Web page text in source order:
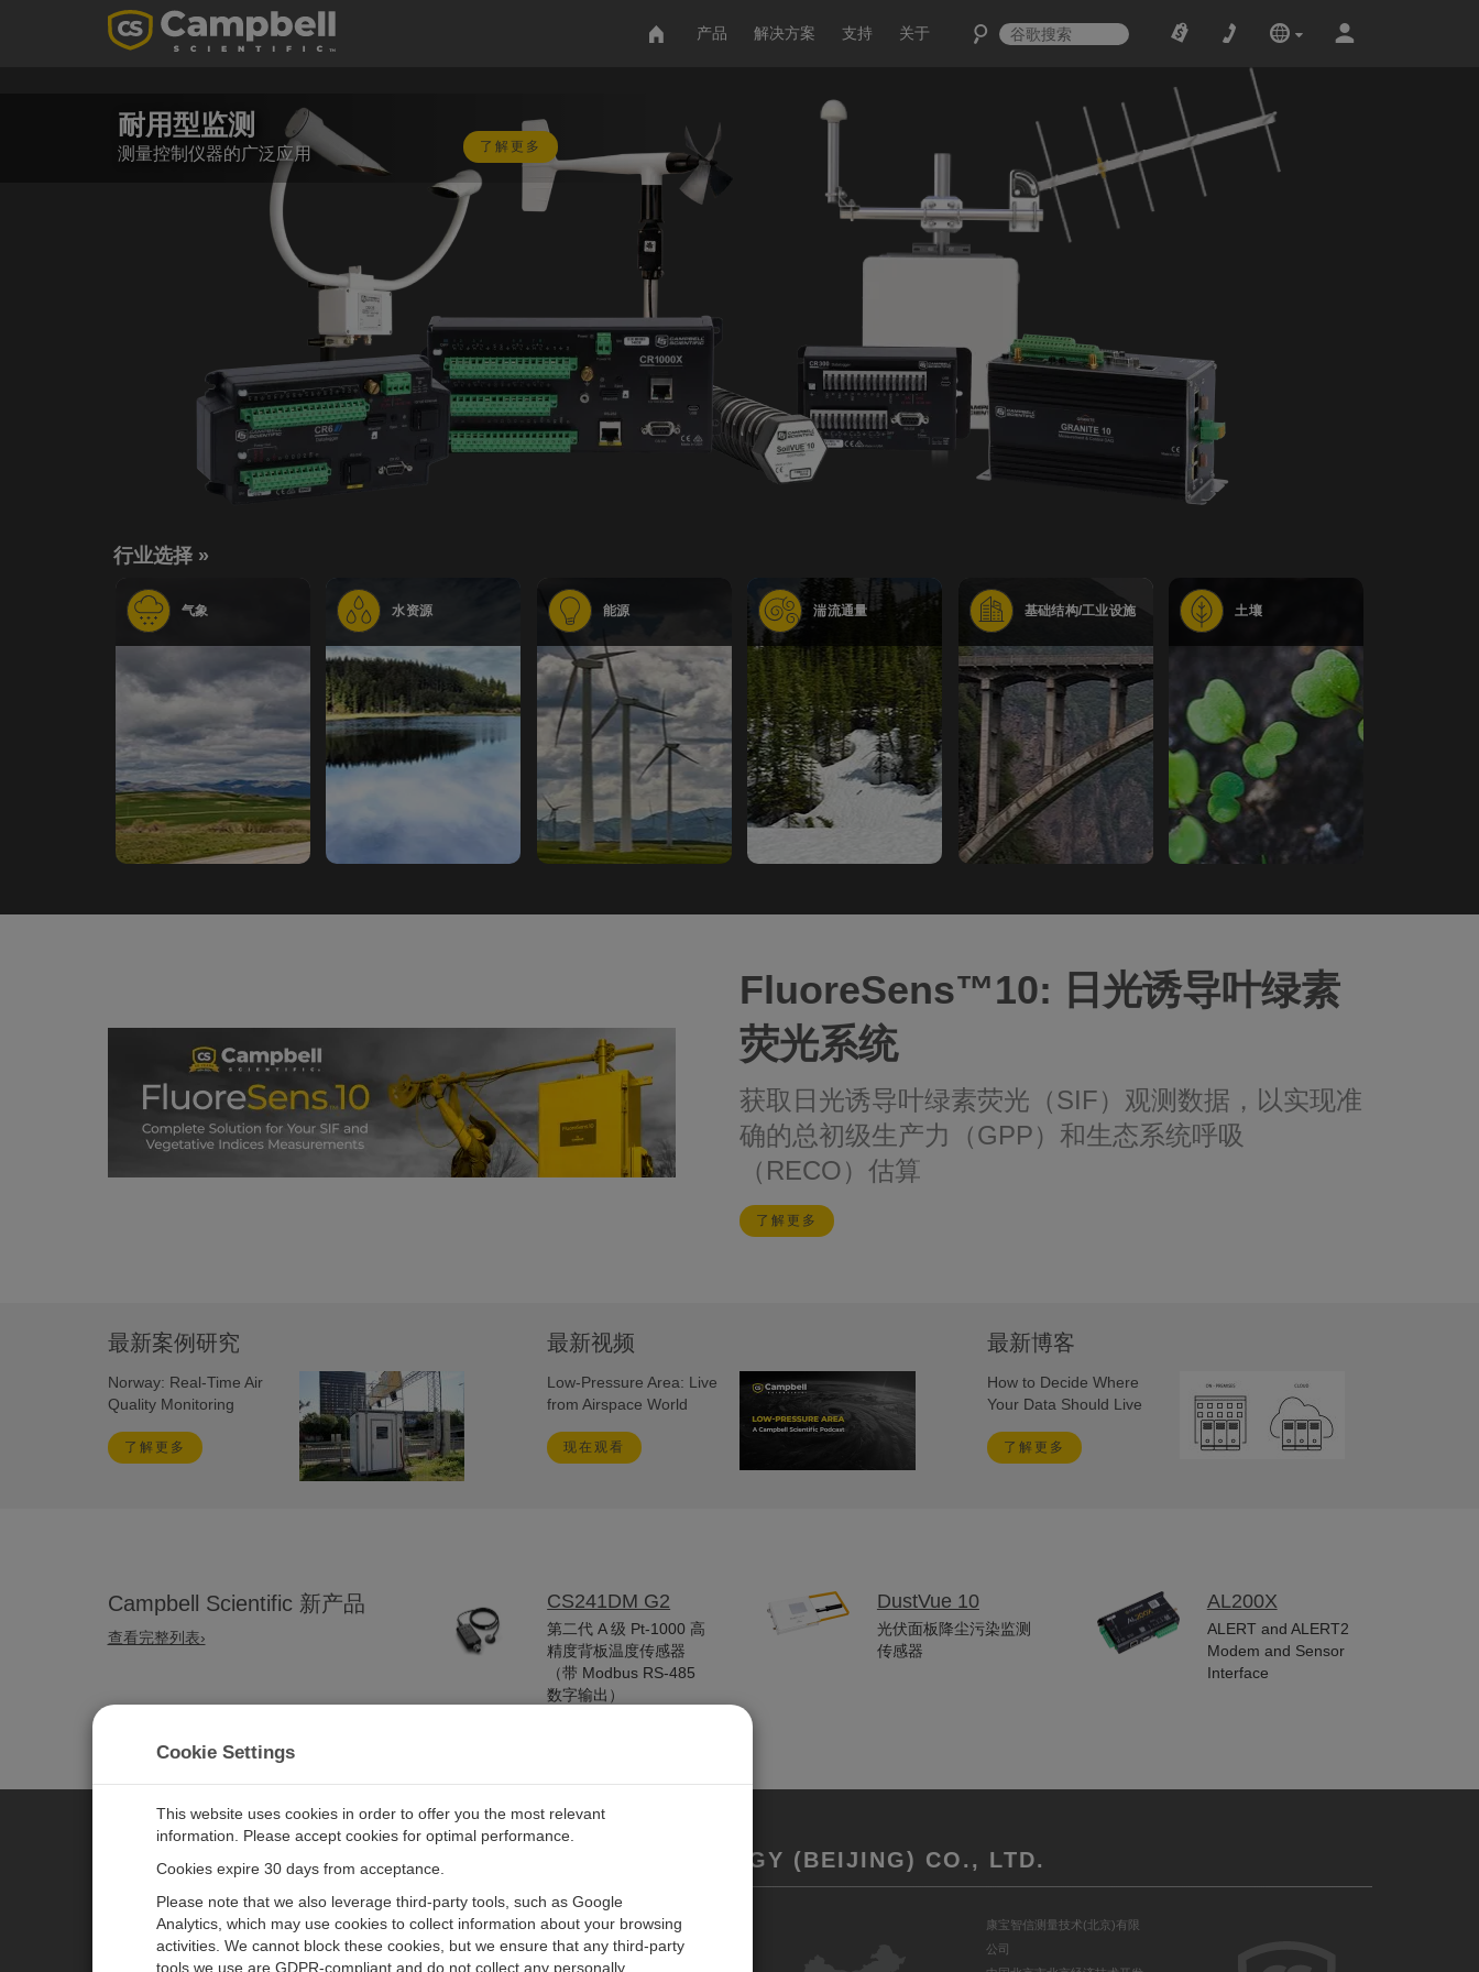
产品 解决方案 支持 关于
耐用型监测
测量控制仪器的广泛应用 了解更多
行业选择 »
气象 水资源 能源 湍流通量 基础结构/工业设施 土壤
FluoreSens™️10: 日光诱导叶绿素
荧光系统
获取日光诱导叶绿素荧光（SIF）观测数据，以实现准
确的总初级生产力（GPP）和生态系统呼吸
（RECO）估算
了解更多
最新案例研究
Norway: Real-Time Air
Quality Monitoring
了解更多
最新视频
Low-Pressure Area: Live
from Airspace World
现在观看
最新博客
How to Decide Where
Your Data Should Live
了解更多
Campbell Scientific 新产品
查看完整列表›
CS241DM G2
第二代 A 级 Pt-1000 高
精度背板温度传感器
（带 Modbus RS-485
数字输出）
DustVue 10
光伏面板降尘污染监测
传感器
AL200X
ALERT and ALERT2
Modem and Sensor
Interface
CAMPBELL SCIENTIFIC MEASUREMENT TECHNOLOGY (BEIJING) CO., LTD.
新闻 联系我们
康宝智信测量技术(北京)有限
公司
Cookie Settings
This website uses cookies in order to offer you the most relevant
information. Please accept cookies for optimal performance.
Cookies expire 30 days from acceptance.
Please note that we also leverage third-party tools, such as Google
Analytics, which may use cookies to collect information about your browsing
activities. We cannot block these cookies, but we ensure that any third-party
tools we use are GDPR-compliant and do not collect any personally